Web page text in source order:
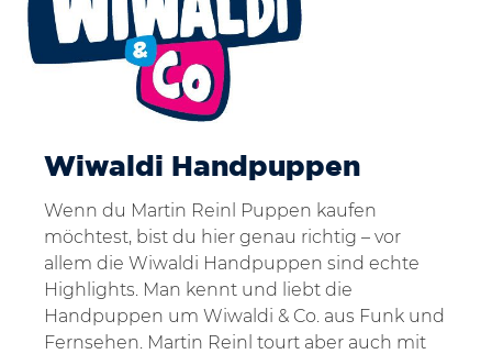
Wiwaldi Handpuppen
Wenn du Martin Reinl Puppen kaufen
möchtest, bist du hier genau richtig – vor
allem die Wiwaldi Handpuppen sind echte
Highlights. Man kennt und liebt die
Handpuppen um Wiwaldi & Co. aus Funk und
Fernsehen. Martin Reinl tourt aber auch mit